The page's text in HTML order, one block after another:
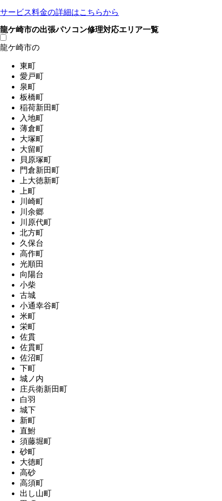
サービス料金の詳細はこちらから
龍ケ崎市の出張パソコン修理対応エリア一覧
龍ケ崎市の
東町
愛戸町
泉町
板橋町
稲荷新田町
入地町
薄倉町
大塚町
大留町
貝原塚町
門倉新田町
上大徳新町
上町
川崎町
川余郷
川原代町
北方町
久保台
高作町
光順田
向陽台
小柴
古城
小通幸谷町
米町
栄町
佐貫
佐貫町
佐沼町
下町
城ノ内
庄兵衛新田町
白羽
城下
新町
直鮒
須藤堀町
砂町
大徳町
高砂
高須町
出し山町